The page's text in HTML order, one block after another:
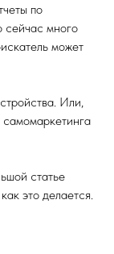
по
сейчас много
может
Или,
самомаркетинга
статье
это делается.